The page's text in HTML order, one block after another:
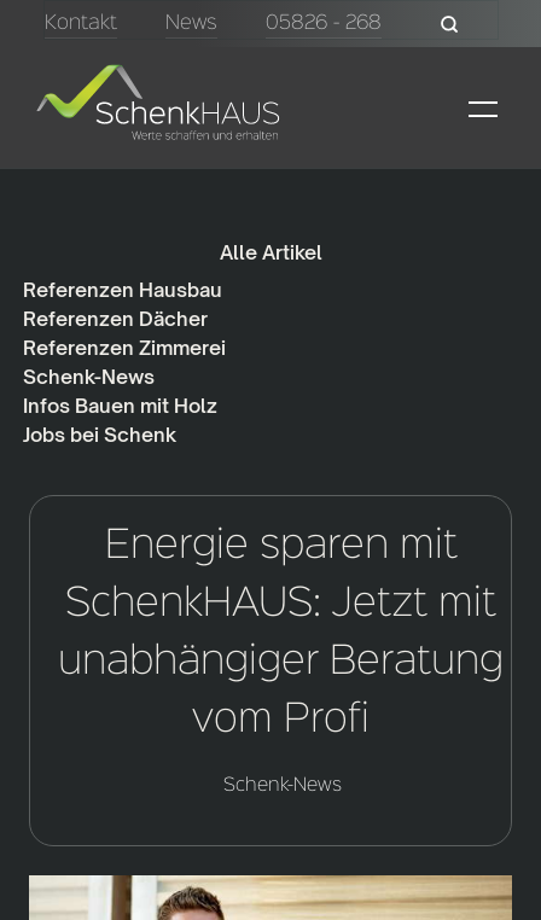
Kontakt News 05826 - 268
Alle Artikel
Referenzen Hausbau
Referenzen Dächer
Referenzen Zimmerei
Schenk-News
Infos Bauen mit Holz
Jobs bei Schenk
Energie sparen mit
SchenkHAUS: Jetzt mit
unabhängiger Beratung
vom Profi
Schenk-News